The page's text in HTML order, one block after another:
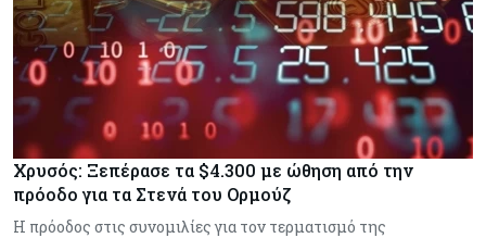
Χρυσός: Ξεπέρασε τα $4.300 με ώθηση από την
πρόοδο για τα Στενά του Ορμούζ
Η πρόοδος στις συνομιλίες για τον τερματισμό της